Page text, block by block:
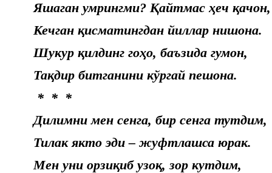
Яшаган умрингми? Қайтмас ҳеч қачон,
Кечган қисматингдан йиллар нишона.
Шукур қилдинг гоҳо, баъзида гумон,
Тақдир битганини кўргай пешона.
* * *
Дилимни мен сенга, бир сенга тутдим,
Тилак якто эди – жуфтлашса юрак.
Мен уни орзиқиб узоқ, зор кутдим,